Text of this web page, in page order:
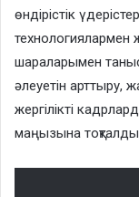
өндірістік
технологиялармен
шараларымен
әлеуетін
жергілікті
маңызына